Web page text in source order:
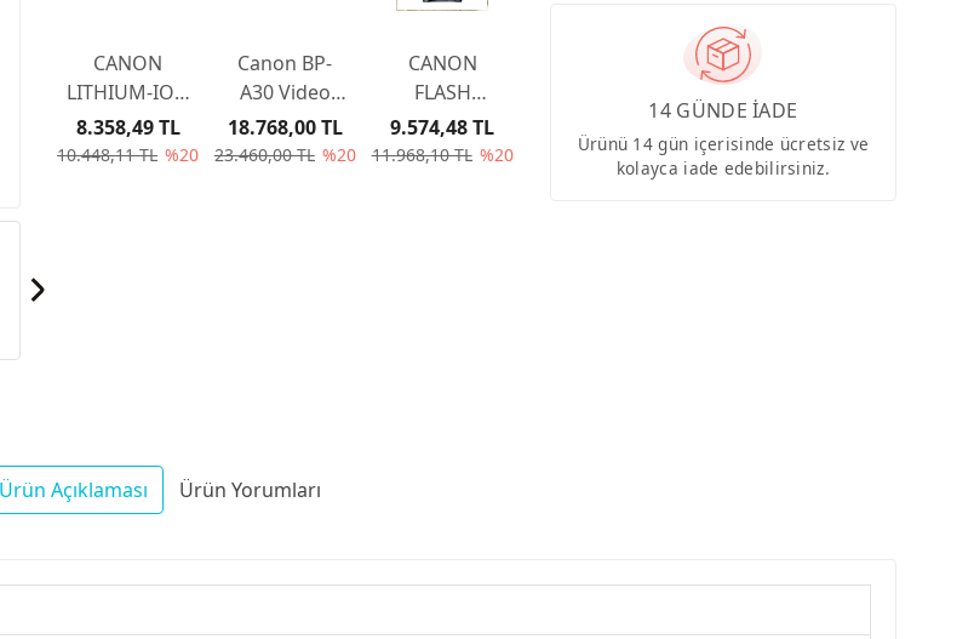
CANON
LITHIUM-ION
BATTERY
PACK LP-EL
10.448,11 TL %20
8.358,49 TL
Canon BP-
A30 Video
Kamera
Bataryası
23.460,00 TL %20
18.768,00 TL
CANON
FLASH
SPEEDLITE
EL-100
11.968,10 TL %20
9.574,48 TL
14 GÜNDE İADE
Ürünü 14 gün içerisinde ücretsiz ve
kolayca iade edebilirsiniz.
Ürün Açıklaması Ürün Yorumları